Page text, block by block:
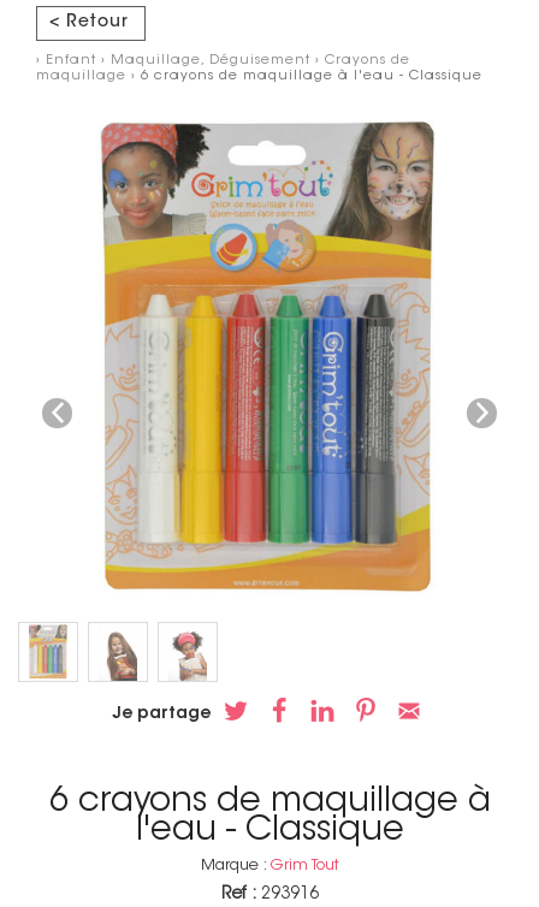
< Retour
› Enfant › Maquillage, Déguisement › Crayons de
maquillage › 6 crayons de maquillage à l'eau - Classique
Je partage
6 crayons de maquillage à
l'eau - Classique
Marque : Grim Tout
Ref : 293916